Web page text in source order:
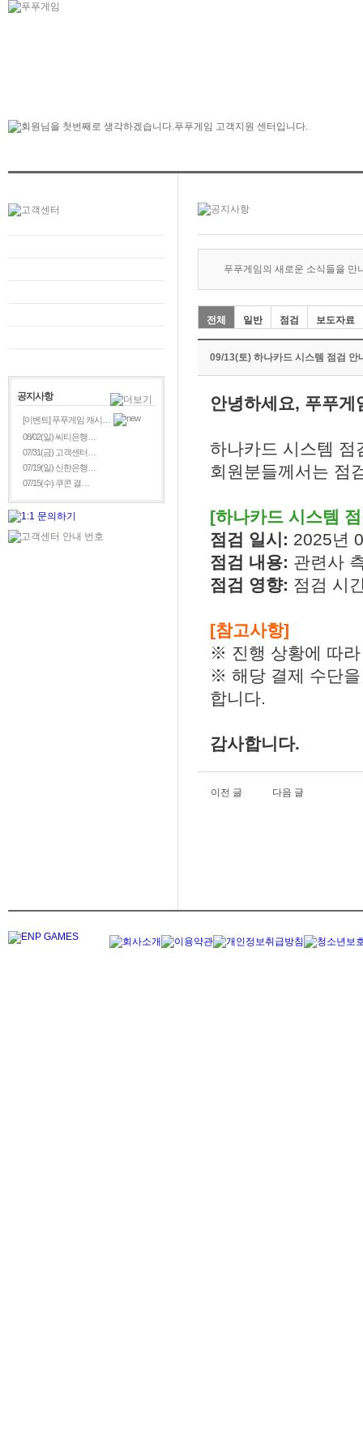
공지사항
[이벤트] 푸푸게임 캐시…
08/02(일) 씨티은행…
07/31(금) 고객센터…
07/19(일) 신한은행…
07/15(수) 쿠콘 결…
푸푸게임의 새로운 소식들을 만
전체 일반 점검 보도자료
09/13(토) 하나카드 시스템 점검 안
안녕하세요, 푸푸게
하나카드 시스템 점
회원분들께서는 점
[하나카드 시스템
점검 일시: 2025년
점검 내용: 관련사
점검 영향: 점검 시
[참고사항]
※ 진행 상황에 따
※ 해당 결제 수단
합니다.
감사합니다.
이전 글 다음 글